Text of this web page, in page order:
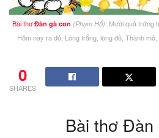
Bài thơĐàn gà con (Phạm Hổ): Mười quả trứng
Hôm nay ra đủ, Lòng trắng, lòng đỏ, Thành
0
SHARES
Bài thơ Đàn